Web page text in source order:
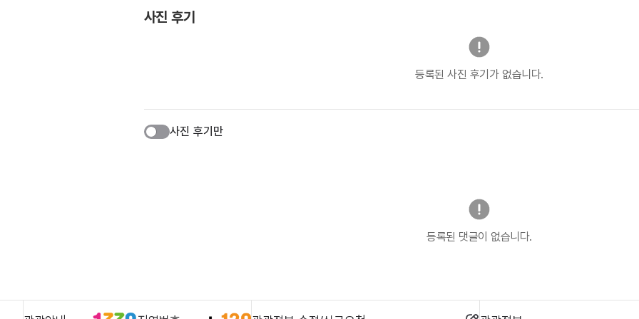
사진 후기
등록된 사진 후기가 없습니다.
사진 후기만
등록된 댓글이 없습니다.